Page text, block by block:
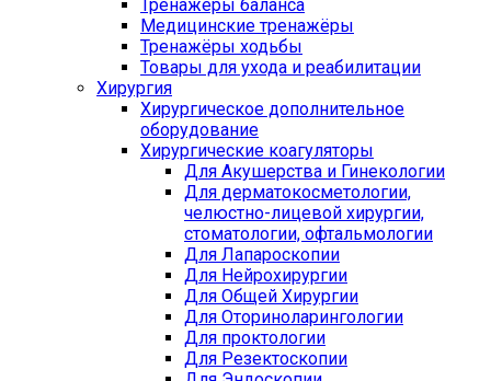
Тренажёры баланса
Медицинские тренажёры
Тренажёры ходьбы
Товары для ухода и реабилитации
Хирургия
Хирургическое дополнительное
оборудование
Хирургические коагуляторы
Для Акушерства и Гинекологии
Для дерматокосметологии,
челюстно-лицевой хирургии,
стоматологии, офтальмологии
Для Лапароскопии
Для Нейрохирургии
Для Общей Хирургии
Для Оториноларингологии
Для проктологии
Для Резектоскопии